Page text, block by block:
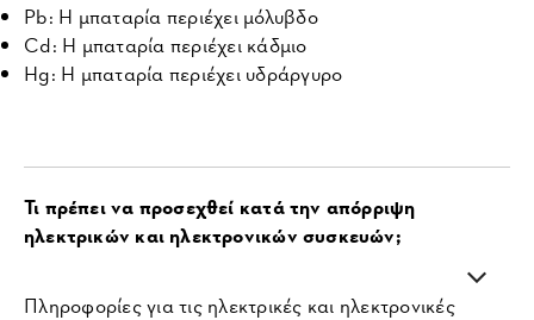
Pb: Η μπαταρία περιέχει μόλυβδο
Cd: Η μπαταρία περιέχει κάδμιο
Hg: Η μπαταρία περιέχει υδράργυρο
Τι πρέπει να προσεχθεί κατά την απόρριψη
ηλεκτρικών και ηλεκτρονικών συσκευών;
Πληροφορίες για τις ηλεκτρικές και ηλεκτρονικές